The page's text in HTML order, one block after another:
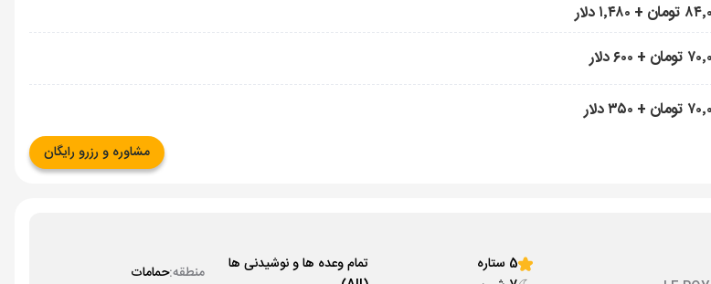
دلار
۶۰۰ دلار
۳۵۰ دلار
مشاوره و رزرو رایگان
5 ستاره
تمام وعده ها و نوشیدنی ها
منطقه:حمامات